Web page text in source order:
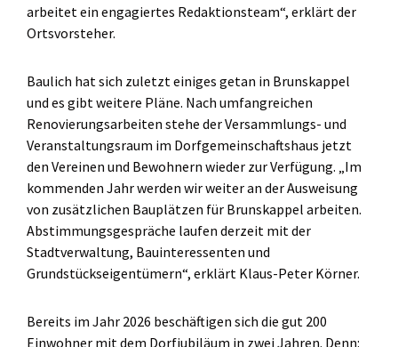
arbeitet ein engagiertes Redaktionsteam“, erklärt der
Ortsvorsteher.
Baulich hat sich zuletzt einiges getan in Brunskappel
und es gibt weitere Pläne. Nach umfangreichen
Renovierungsarbeiten stehe der Versammlungs- und
Veranstaltungsraum im Dorfgemeinschaftshaus jetzt
den Vereinen und Bewohnern wieder zur Verfügung. „Im
kommenden Jahr werden wir weiter an der Ausweisung
von zusätzlichen Bauplätzen für Brunskappel arbeiten.
Abstimmungsgespräche laufen derzeit mit der
Stadtverwaltung, Bauinteressenten und
Grundstückseigentümern“, erklärt Klaus-Peter Körner.
Bereits im Jahr 2026 beschäftigen sich die gut 200
Einwohner mit dem Dorfjubiläum in zwei Jahren. Denn: